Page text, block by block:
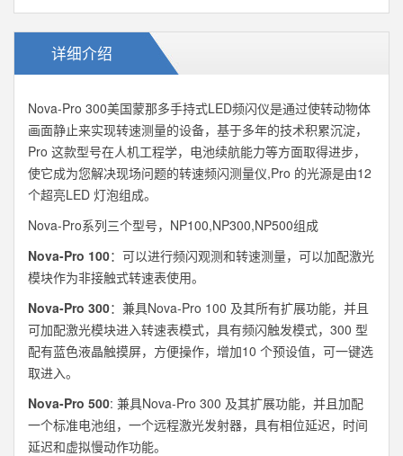
详细介绍
Nova-Pro 300美国蒙那多手持式LED频闪仪是通过使转动物体
画面静止来实现转速测量的设备，基于多年的技术积累沉淀，
Pro 这款型号在人机工程学，电池续航能力等方面取得进步，
使它成为您解决现场问题的转速频闪测量仪,Pro 的光源是由12
个超亮LED 灯泡组成。
Nova-Pro系列三个型号，NP100,NP300,NP500组成
Nova-Pro 100：可以进行频闪观测和转速测量，可以加配激光
模块作为非接触式转速表使用。
Nova-Pro 300：兼具Nova-Pro 100 及其所有扩展功能，并且
可加配激光模块进入转速表模式，具有频闪触发模式，300 型
配有蓝色液晶触摸屏，方便操作，增加10 个预设值，可一键选
取进入。
Nova-Pro 500: 兼具Nova-Pro 300 及其扩展功能，并且加配
一个标准电池组，一个远程激光发射器，具有相位延迟，时间
延迟和虚拟慢动作功能。